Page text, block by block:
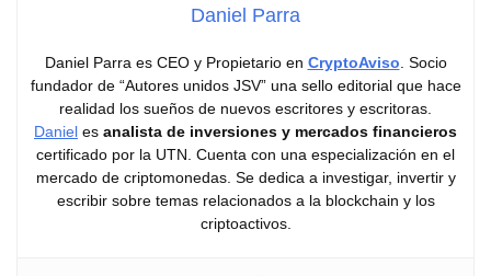
Daniel Parra
Daniel Parra es CEO y Propietario en CryptoAviso . Socio
fundador de “Autores unidos JSV” una sello editorial que hace
realidad los sueños de nuevos escritores y escritoras.
Daniel es analista de inversiones y mercados financieros
certificado por la UTN. Cuenta con una especialización en el
mercado de criptomonedas. Se dedica a investigar, invertir y
escribir sobre temas relacionados a la blockchain y los
criptoactivos.